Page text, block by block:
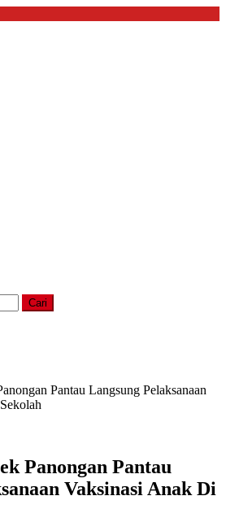
Pantau Langsung Pelaksanaan
Panongan Pantau
Vaksinasi Anak Di